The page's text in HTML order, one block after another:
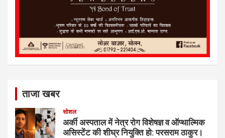
ताजा खबर
सोशल
अर्की अस्पताल में नेत्र रोग विशेषज्ञ व ऑप्थाल्मिक
असिस्टेंट की शीघ्र नियुक्ति हो: परसराम ठाकुर।